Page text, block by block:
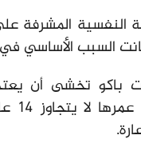
النفسية المشرفة
السبب الأساسي
كانت باكو تخشى